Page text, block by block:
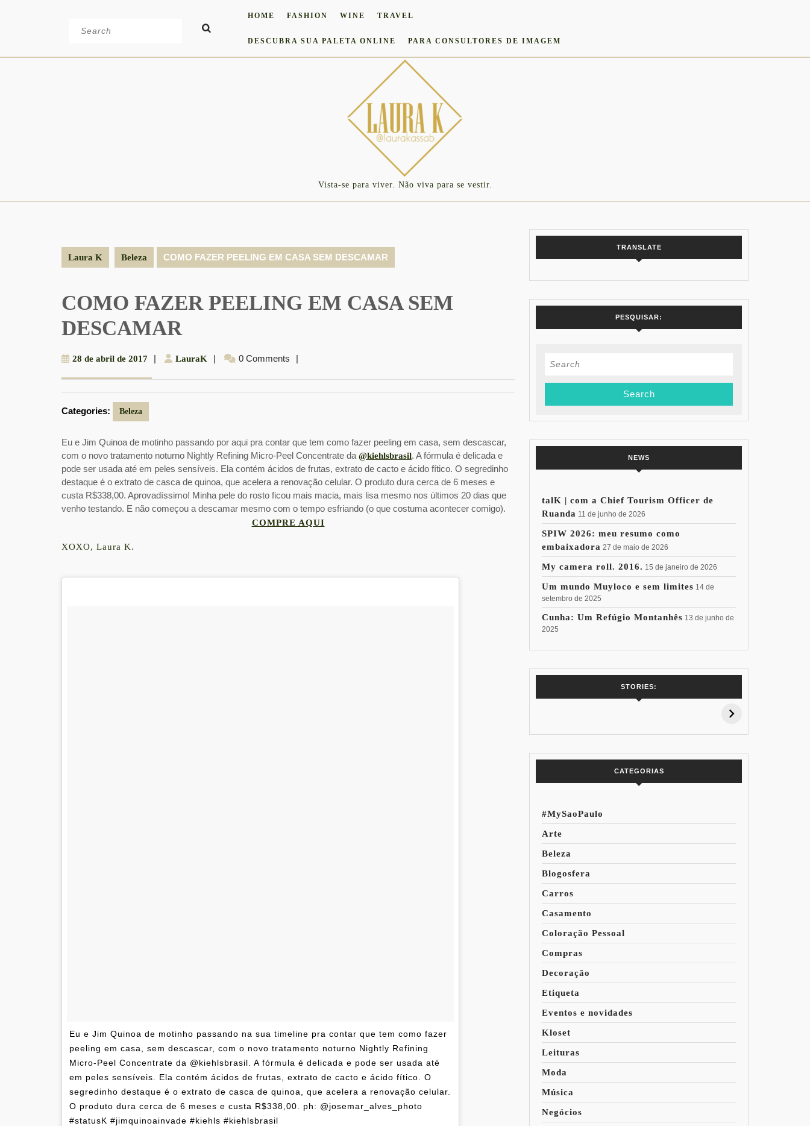
HOME FASHION WINE TRAVEL
DESCUBRA SUA PALETA ONLINE PARA CONSULTORES DE IMAGEM
Vista-se para viver. Não viva para se vestir.
Laura K Beleza COMO FAZER PEELING EM CASA SEM DESCAMAR
COMO FAZER PEELING EM CASA SEM
DESCAMAR
28 de abril de 201728| LauraK LauraK
| 0 Comments |
Categories: Beleza
Eu e Jim Quinoa de motinho passando por aqui pra contar que tem como fazer peeling em casa, sem descascar,
com o novo tratamento noturno Nightly Refining Micro-Peel Concentrate da @kiehlsbrasil. A fórmula é delicada e
pode ser usada até em peles sensíveis. Ela contém ácidos de frutas, extrato de cacto e ácido fítico. O segredinho
destaque é o extrato de casca de quinoa, que acelera a renovação celular. O produto dura cerca de 6 meses e
custa R$338,00. Aprovadíssimo! Minha pele do rosto ficou mais macia, mais lisa mesmo nos últimos 20 dias que
venho testando. E não começou a descamar mesmo com o tempo esfriando (o que costuma acontecer comigo).
COMPRE AQUI
XOXO, Laura K.
Eu e Jim Quinoa de motinho passando na sua timeline pra contar que tem como fazer
peeling em casa, sem descascar, com o novo tratamento noturno Nightly Refining
Micro-Peel Concentrate da @kiehlsbrasil. A fórmula é delicada e pode ser usada até
em peles sensíveis. Ela contém ácidos de frutas, extrato de cacto e ácido fítico. O
segredinho destaque é o extrato de casca de quinoa, que acelera a renovação celular.
O produto dura cerca de 6 meses e custa R$338,00. ph: @josemar_alves_photo
#statusK #jimquinoainvade #kiehls #kiehlsbrasil
TRANSLATE
PESQUISAR:
Search
NEWS
talK | com a Chief Tourism Officer de
Ruanda 11 de junho de 2026
SPIW 2026: meu resumo como
embaixadora 27 de maio de 2026
My camera roll. 2016. 15 de janeiro de 2026
Um mundo Muyloco e sem limites 14 de
setembro de 2025
Cunha: Um Refúgio Montanhês 13 de junho de
2025
STORIES:
7 Vinhos com +
15% de
Pessoal: Os
CATEGORIAS
#MySaoPaulo
Arte
Beleza
Blogosfera
Carros
Casamento
Coloração Pessoal
Compras
Decoração
Etiqueta
Eventos e novidades
Kloset
Leituras
Moda
Música
Negócios